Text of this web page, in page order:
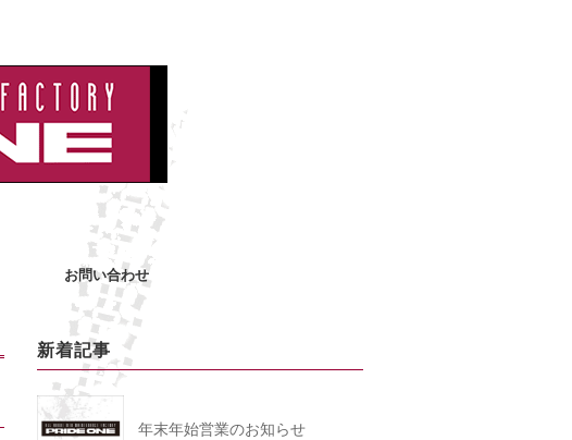
お問い合わせ
新着記事
年末年始営業のお知らせ